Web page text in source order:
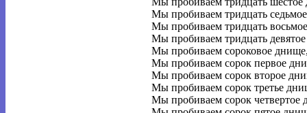
Мы пробиваем тридцать
Мы пробиваем тридцать
Мы пробиваем тридцать
Мы пробиваем сороковое
Мы пробиваем сорок первое
Мы пробиваем сорок второе
Мы пробиваем сорок третье
Мы пробиваем сорок четвертое